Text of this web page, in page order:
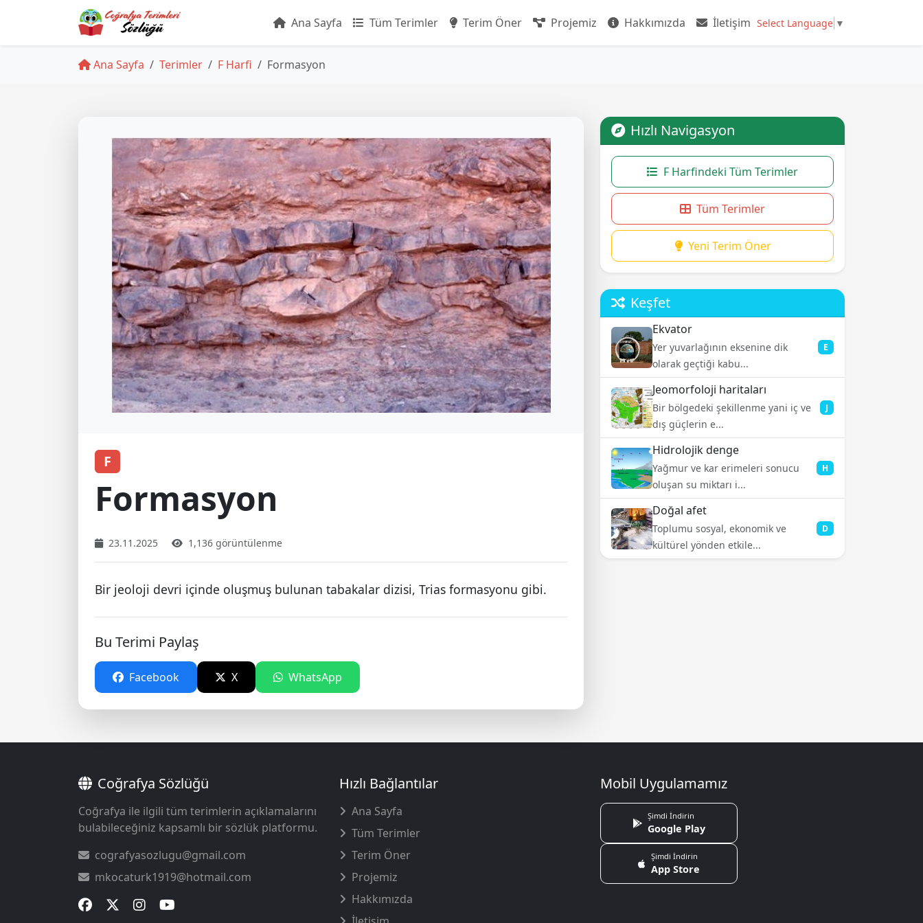
Ana Sayfa Tüm Terimler Terim Öner Projemiz Hakkımızda İletişim Select Language ▼
Ana Sayfa Terimler F Harfi Formasyon
F
Formasyon
23.11.2025 1,136 görüntülenme
Bir jeoloji devri içinde oluşmuş bulunan tabakalar dizisi, Trias formasyonu gibi.
Bu Terimi Paylaş
Facebook X WhatsApp
Hızlı Navigasyon
F Harfindeki Tüm Terimler
Tüm Terimler
Yeni Terim Öner
Keşfet
Ekvator
Yer yuvarlağının eksenine dik
olarak geçtiği kabu...
E
Jeomorfoloji haritaları
Bir bölgedeki şekillenme yani iç ve
dış güçlerin e...
J
Hidrolojik denge
Yağmur ve kar erimeleri sonucu
oluşan su miktarı i...
H
Doğal afet
Toplumu sosyal, ekonomik ve
kültürel yönden etkile...
D
Coğrafya Sözlüğü
Coğrafya ile ilgili tüm terimlerin açıklamalarını
bulabileceğiniz kapsamlı bir sözlük platformu.
cografyasozlugu@gmail.com
mkocaturk1919@hotmail.com
Hızlı Bağlantılar
Ana Sayfa
Tüm Terimler
Terim Öner
Projemiz
Hakkımızda
Mobil Uygulamamız
Şimdi İndirin
Google Play
Şimdi İndirin
App Store